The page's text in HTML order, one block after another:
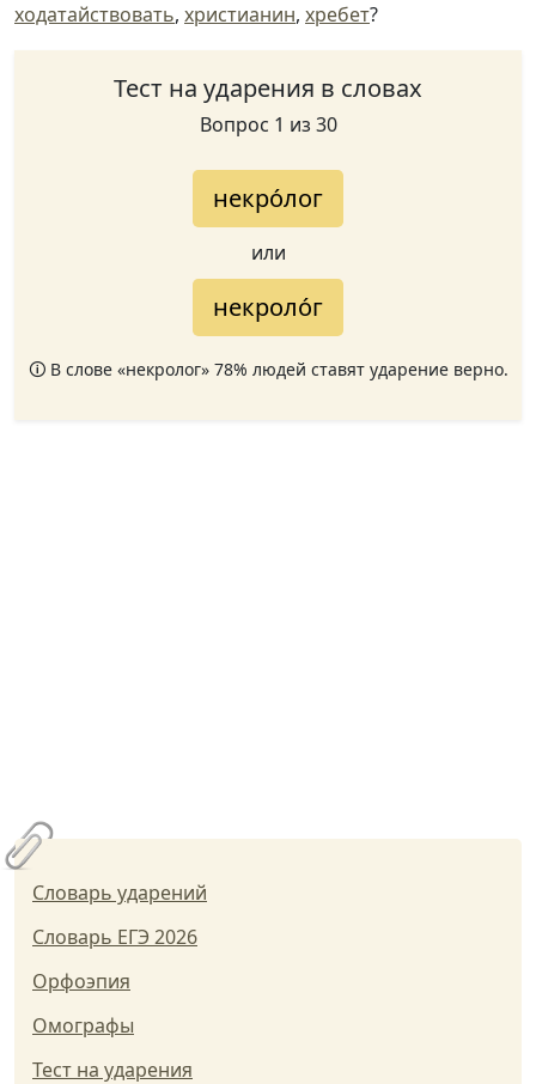
ходатайствовать, христианин, хребет?
Тест на ударения в словах
Вопрос 1 из 30
некро́лог
или
некроло́г
🛈 В слове «некролог» 78% людей ставят ударение верно.
Словарь ударений
Словарь ЕГЭ 2026
Орфоэпия
Омографы
Тест на ударения